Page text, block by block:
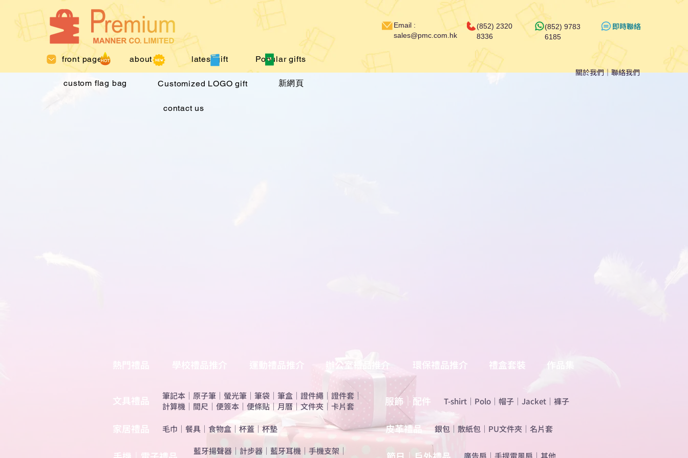
front page about us latest gift Popular gifts
custom flag bag Customized LOGO gift 新網頁
contact us
Email :
sales@pmc.com.hk
(852) 2320
8336
(852) 9783
6185
​即時聯絡
關於我們｜聯絡我們
熱門禮品 學校禮品推介 運動禮品推介 辦公室禮品推介 環保禮品推介 禮盒套裝 作品集
​文具禮品 筆記本 ｜ 原子筆 ｜ 螢光筆 ｜ 筆袋 ｜ 筆盒 ｜ 證件繩 ｜ 證件套 ｜
計算機 ｜ 間尺 ｜ 便簽本 ｜ 便條貼 ｜ 月曆 ｜ 文件夾 ｜ 卡片套
​家居禮品 ​毛巾 ｜ 餐具 ｜ 食物盒 ｜ 杯蓋 ｜杯墊
​藍牙揚聲器 ｜ 計步器 ｜ 藍牙耳機 ｜ 手機支架 ｜
服飾｜配件 T-shirt ｜ Polo ｜ 帽子 ｜ Jacket ｜ 褲子
​皮革禮品 ​銀包 ｜ 散紙包 ｜ PU文件夾 ｜ 名片套
​廣告扇 ｜ 手提電風扇 ｜ 其他